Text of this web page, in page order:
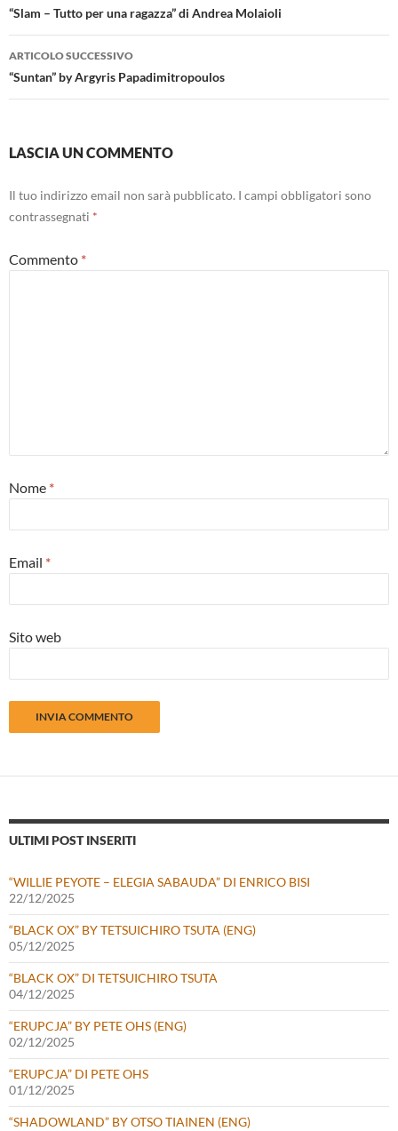
articolo
“Slam – Tutto per una ragazza” di Andrea Molaioli
ARTICOLO SUCCESSIVO
“Suntan” by Argyris Papadimitropoulos
LASCIA UN COMMENTO
Il tuo indirizzo email non sarà pubblicato. I campi obbligatori sono
contrassegnati *
Commento *
Nome *
Email *
Sito web
ULTIMI POST INSERITI
“WILLIE PEYOTE – ELEGIA SABAUDA” DI ENRICO BISI
22/12/2025
“BLACK OX” BY TETSUICHIRO TSUTA (ENG)
05/12/2025
“BLACK OX” DI TETSUICHIRO TSUTA
04/12/2025
“ERUPCJA” BY PETE OHS (ENG)
02/12/2025
“ERUPCJA” DI PETE OHS
01/12/2025
“SHADOWLAND” BY OTSO TIAINEN (ENG)